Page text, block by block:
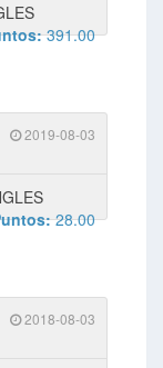
391.00
2019-08-03
28.00
2018-08-03